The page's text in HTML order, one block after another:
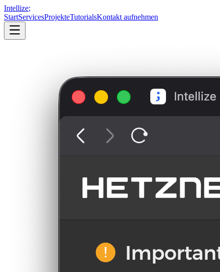
Intellize;
StartServicesProjekteTutorialsKontakt aufnehmen